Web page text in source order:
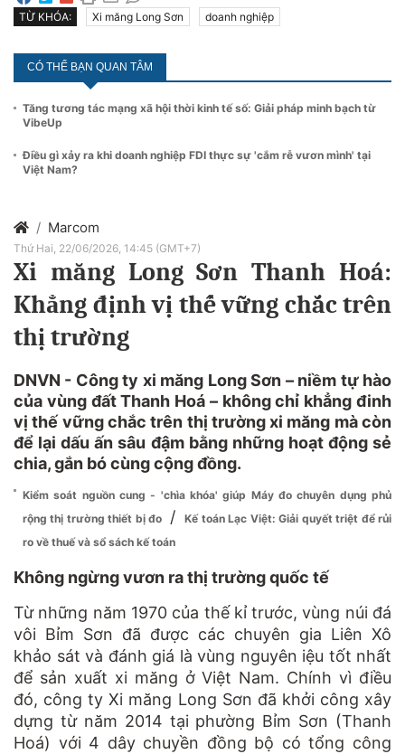
TỪ KHÓA: Xi măng Long Sơn doanh nghiệp
CÓ THỂ BẠN QUAN TÂM
Tăng tương tác mạng xã hội thời kinh tế số: Giải pháp minh bạch từ
VibeUp
Điều gì xảy ra khi doanh nghiệp FDI thực sự 'cắm rễ vươn mình' tại
Việt Nam?
Marcom
Thứ Hai, 22/06/2026, 14:45 (GMT+7)
Xi măng Long Sơn Thanh Hoá:
Khẳng định vị thế vững chắc trên
thị trường
DNVN - Công ty xi măng Long Sơn – niềm tự hào
của vùng đất Thanh Hoá – không chỉ khẳng đinh
vị thế vững chắc trên thị trường xi măng mà còn
để lại dấu ấn sâu đậm bằng những hoạt động sẻ
chia, gắn bó cùng cộng đồng.
Kiểm soát nguồn cung - 'chìa khóa' giúp Máy đo chuyên dụng phủ
rộng thị trường thiết bị đo
/
Kế toán Lạc Việt: Giải quyết triệt để rủi
ro về thuế và sổ sách kế toán
Không ngừng vươn ra thị trường quốc tế
Từ những năm 1970 của thế kỉ trước, vùng núi đá
vôi Bỉm Sơn đã được các chuyên gia Liên Xô
khảo sát và đánh giá là vùng nguyên iệu tốt nhất
để sản xuất xi măng ở Việt Nam. Chính vì điều
đó, công ty Xi măng Long Sơn đã khởi công xây
dựng từ năm 2014 tại phường Bỉm Sơn (Thanh
Hoá) với 4 dây chuyền đồng bộ có tổng công